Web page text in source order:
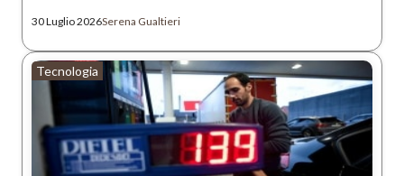
30 Luglio 2026Serena Gualtieri
Tecnologia